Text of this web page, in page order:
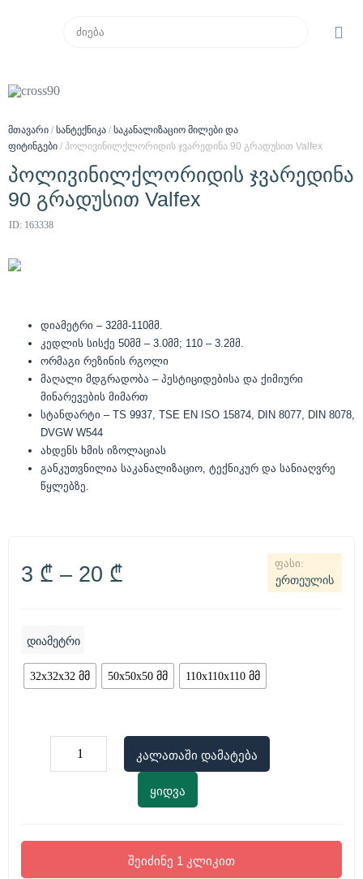
მთავარი / სანტექნიკა / საკანალიზაციო მილები და
ფიტინგები / პოლივინილქლორიდის ჯვარედინა 90 გრადუსით Valfex
პოლივინილქლორიდის ჯვარედინა
90 გრადუსით Valfex
ID: 163338
დიამეტრი – 32მმ-110მმ.
კედლის სისქე 50მმ – 3.0მმ; 110 – 3.2მმ.
ორმაგი რეზინის რგოლი
მაღალი მდგრადობა – პესტიციდებისა და ქიმიური
მინარევების მიმართ
სტანდარტი – TS 9937, TSE EN ISO 15874, DIN 8077, DIN 8078,
DVGW W544
ახდენს ხმის იზოლაციას
განკუთვნილია საკანალიზაციო, ტექნიკურ და სანიაღვრე
წყლებზე.
3 ₾ – 20 ₾ ერთეულის
დიამეტრი
32x32x32 მმ 50x50x50 მმ 110x110x110 მმ
კალათაში დამატება
ყიდვა
შეიძინე 1 კლიკით